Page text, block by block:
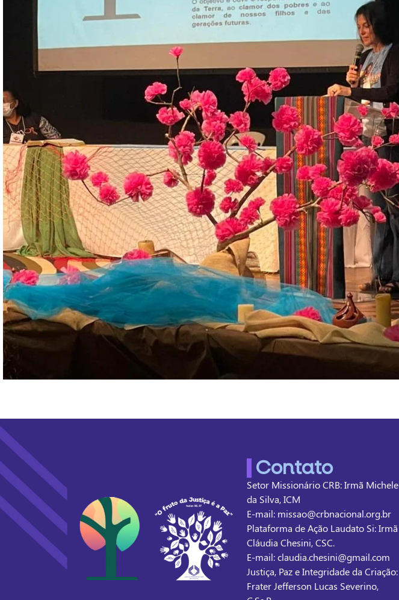
Contato
Setor Missionário CRB: Irmã Michele
da Silva, ICM
E-mail: missao@crbnacional.org.br
Plataforma de Ação Laudato Si: Irmã
Cláudia Chesini, CSC.
E-mail: claudia.chesini@gmail.com
Justiça, Paz e Integridade da Criação:
Frater Jefferson Lucas Severino,